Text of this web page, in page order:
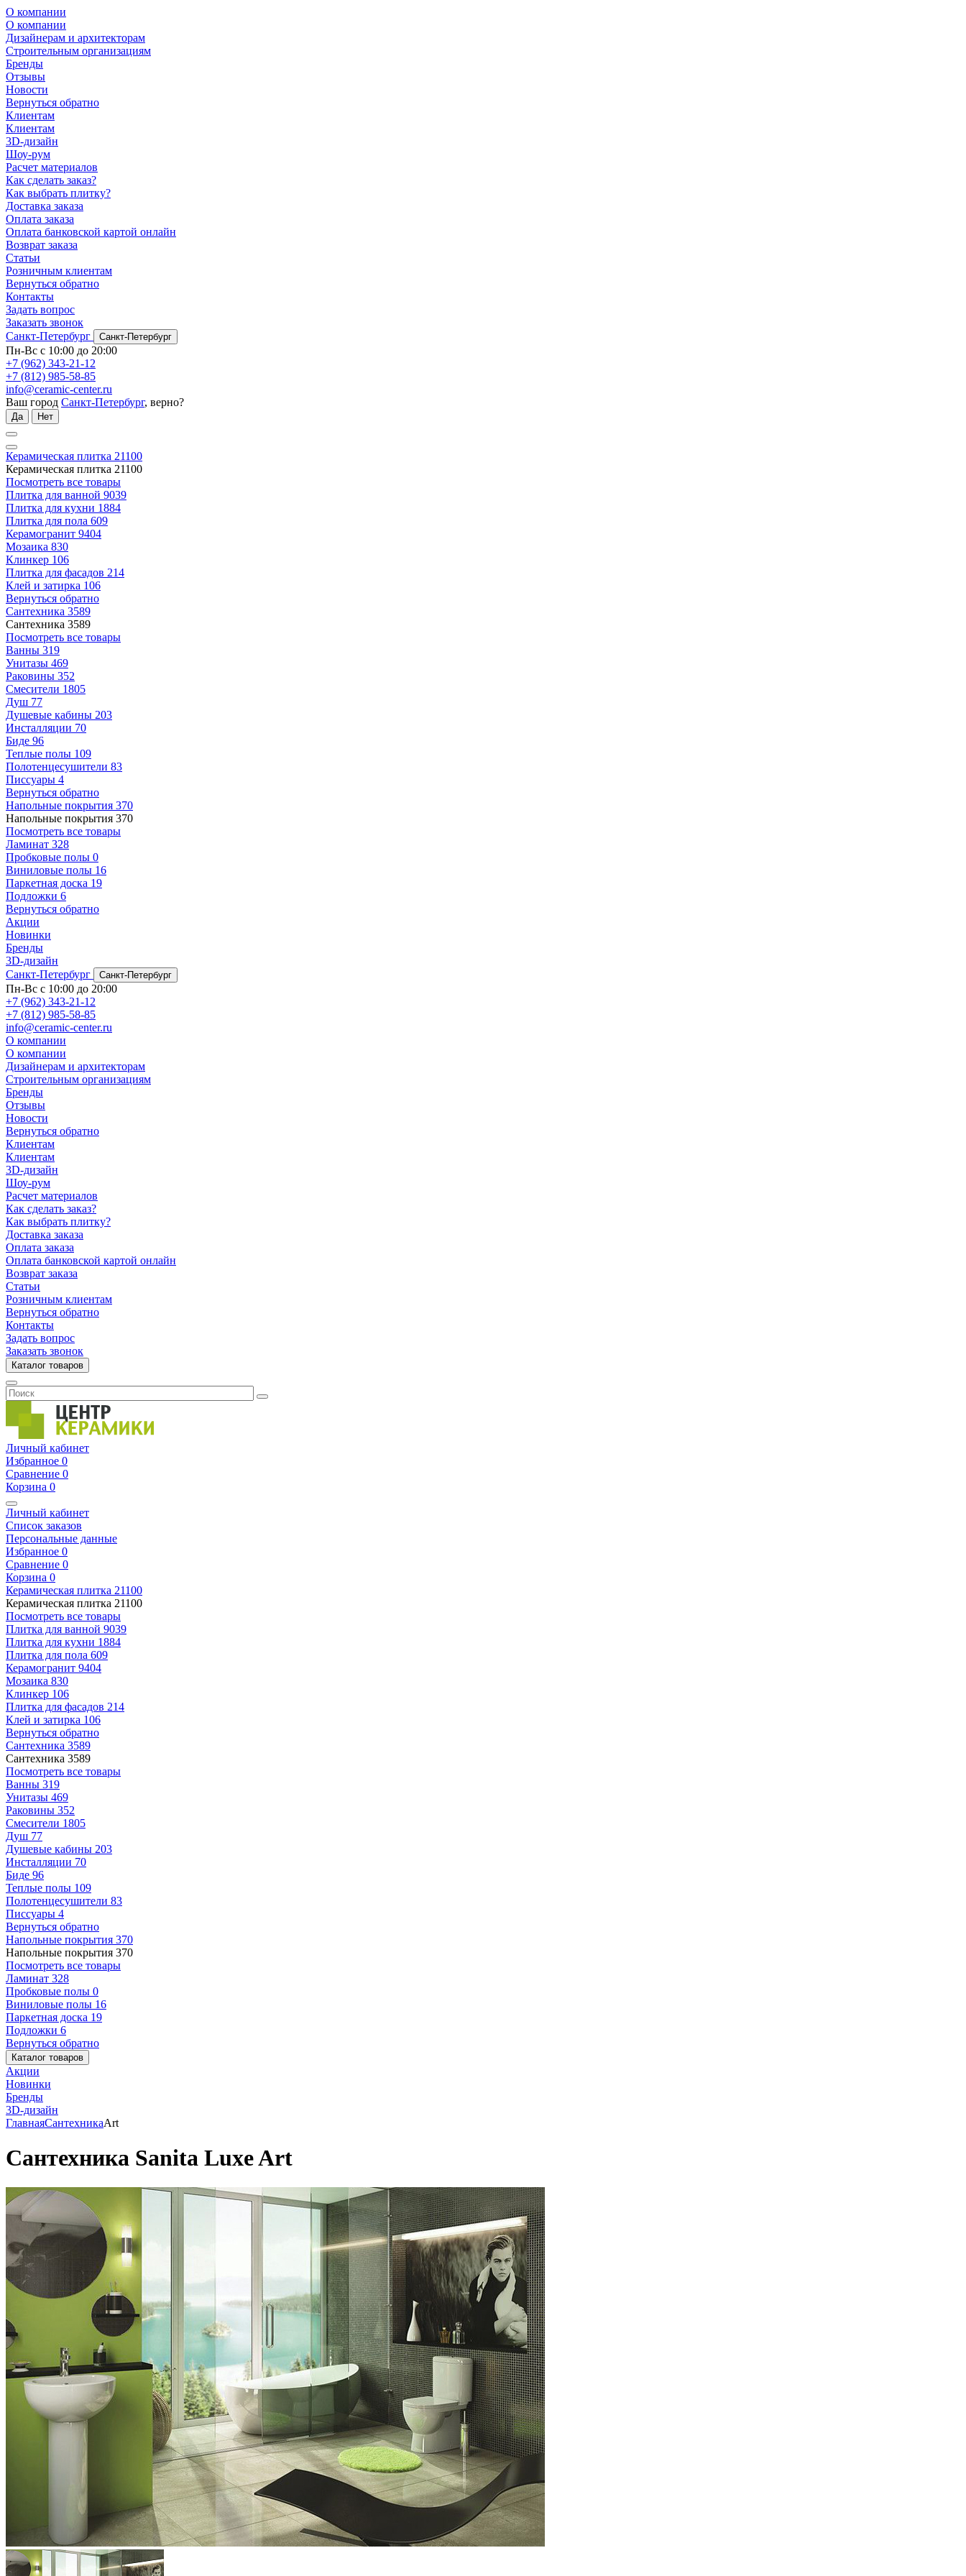
О компании
О компании
Дизайнерам и архитекторам
Строительным организациям
Бренды
Отзывы
Новости
Вернуться обратно
Клиентам
Клиентам
3D-дизайн
Шоу-рум
Расчет материалов
Как сделать заказ?
Как выбрать плитку?
Доставка заказа
Оплата заказа
Оплата банковской картой онлайн
Возврат заказа
Статьи
Розничным клиентам
Вернуться обратно
Контакты
Задать вопрос
Заказать звонок
Санкт-Петербург
Санкт-Петербург
Пн-Вс с 10:00 до 20:00
+7 (962) 343-21-12
+7 (812) 985-58-85
info@ceramic-center.ru
Ваш город Санкт-Петербург, верно?
Да Нет
Керамическая плитка 21100
Керамическая плитка 21100
Посмотреть все товары
Плитка для ванной 9039
Плитка для кухни 1884
Плитка для пола 609
Керамогранит 9404
Мозаика 830
Клинкер 106
Плитка для фасадов 214
Клей и затирка 106
Вернуться обратно
Сантехника 3589
Сантехника 3589
Посмотреть все товары
Ванны 319
Унитазы 469
Раковины 352
Смесители 1805
Душ 77
Душевые кабины 203
Инсталляции 70
Биде 96
Теплые полы 109
Полотенцесушители 83
Писсуары 4
Вернуться обратно
Напольные покрытия 370
Напольные покрытия 370
Посмотреть все товары
Ламинат 328
Пробковые полы 0
Виниловые полы 16
Паркетная доска 19
Подложки 6
Вернуться обратно
Акции
Новинки
Бренды
3D-дизайн
Санкт-Петербург
Санкт-Петербург
Пн-Вс с 10:00 до 20:00
+7 (962) 343-21-12
+7 (812) 985-58-85
info@ceramic-center.ru
О компании
О компании
Дизайнерам и архитекторам
Строительным организациям
Бренды
Отзывы
Новости
Вернуться обратно
Клиентам
Клиентам
3D-дизайн
Шоу-рум
Расчет материалов
Как сделать заказ?
Как выбрать плитку?
Доставка заказа
Оплата заказа
Оплата банковской картой онлайн
Возврат заказа
Статьи
Розничным клиентам
Вернуться обратно
Контакты
Задать вопрос
Заказать звонок
Каталог товаров
Личный кабинет
Избранное 0
Сравнение 0
Корзина 0
Личный кабинет
Список заказов
Персональные данные
Избранное 0
Сравнение 0
Корзина 0
Керамическая плитка 21100
Керамическая плитка 21100
Посмотреть все товары
Плитка для ванной 9039
Плитка для кухни 1884
Плитка для пола 609
Керамогранит 9404
Мозаика 830
Клинкер 106
Плитка для фасадов 214
Клей и затирка 106
Вернуться обратно
Сантехника 3589
Сантехника 3589
Посмотреть все товары
Ванны 319
Унитазы 469
Раковины 352
Смесители 1805
Душ 77
Душевые кабины 203
Инсталляции 70
Биде 96
Теплые полы 109
Полотенцесушители 83
Писсуары 4
Вернуться обратно
Напольные покрытия 370
Напольные покрытия 370
Посмотреть все товары
Ламинат 328
Пробковые полы 0
Виниловые полы 16
Паркетная доска 19
Подложки 6
Вернуться обратно
Каталог товаров
Акции
Новинки
Бренды
3D-дизайн
ГлавнаяСантехникаArt
Сантехника Sanita Luxe Art